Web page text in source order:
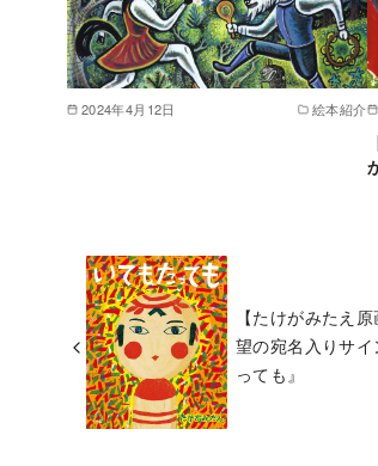
2024年4月12日 絵本紹介
【たけがみたえ
望の宛名入りサ
っても』